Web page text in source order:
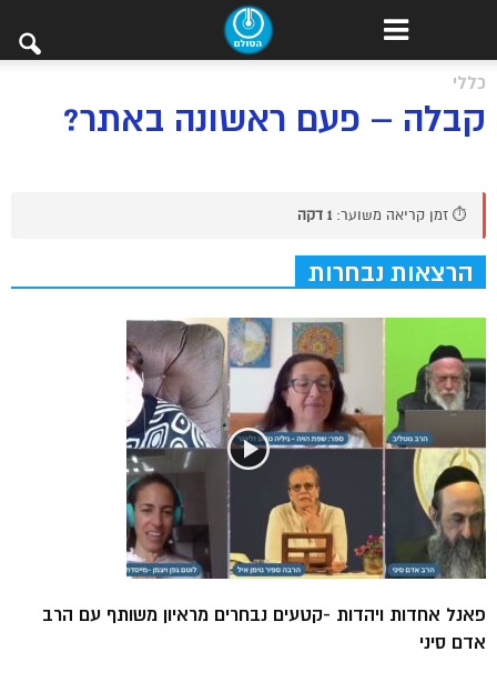
כללי
קבלה – פעם ראשונה באתר?
⏱️ זמן קריאה משוער: 1 דקה
הרצאות נבחרות
פאנל אחדות ויהדות -קטעים נבחרים מראיון משותף עם הרב
אדם סיני